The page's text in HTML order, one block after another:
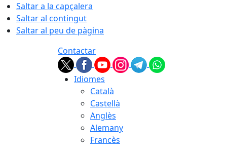
Saltar a la capçalera
Saltar al contingut
Saltar al peu de pàgina
Contactar
Idiomes
Català
Castellà
Anglès
Alemany
Francès